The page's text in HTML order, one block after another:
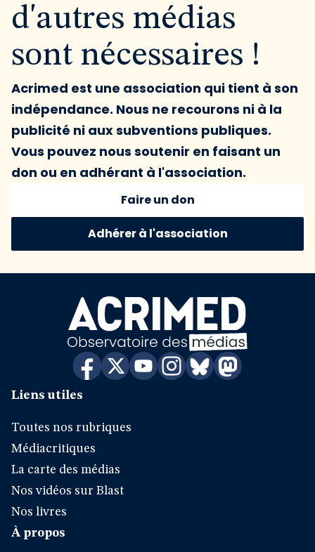
d'autres médias
sont nécessaires !
Acrimed est une association qui tient à son
indépendance. Nous ne recourons ni à la
publicité ni aux subventions publiques.
Vous pouvez nous soutenir en faisant un
don ou en adhérant à l'association.
Faire un don
Adhérer à l'association
Liens utiles
Toutes nos rubriques
Médiacritiques
La carte des médias
Nos vidéos sur Blast
Nos livres
À propos